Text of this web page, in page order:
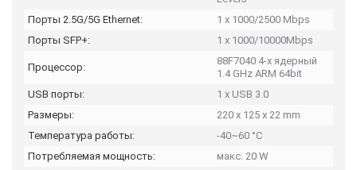
Порты 2.5G/5G Ethernet:
1 x 1000/2500 Mbps
Порты SFP+:
1 x 1000/10000Mbps
Процессор:
88F7040 4-х ядерный
1.4 GHz ARM 64bit
USB порты:
1 x USB 3.0
Размеры:
220 x 125 x 22 mm
Температура работы:
-40~60 °C
Потребляемая мощность:
макс. 20 W